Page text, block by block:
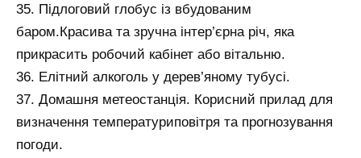
35. Підлоговий глобус із вбудованим
баром.Красива та зручна інтер’єрна річ, яка
прикрасить робочий кабінет або вітальню.
36. Елітний алкоголь у дерев’яному тубусі.
37. Домашня метеостанція. Корисний прилад для
визначення температуриповітря та прогнозування
погоди.